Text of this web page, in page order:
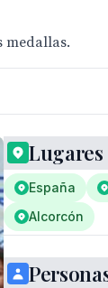
medallas.
Lugares
España
Alcorcón